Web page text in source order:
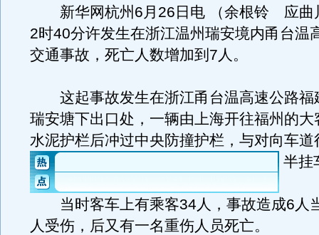
新华网杭州6月26日电 （余根铃 应曲
2时40分许发生在浙江温州瑞安境内甬台温
交通事故，死亡人数增加到7人。
这起事故发生在浙江甬台温高速公路福
瑞安塘下出口处，一辆由上海开往福州的大
水泥护栏后冲过中央防撞护栏，与对向车道
半挂
当时客车上有乘客34人，事故造成6人
人受伤，后又有一名重伤人员死亡。